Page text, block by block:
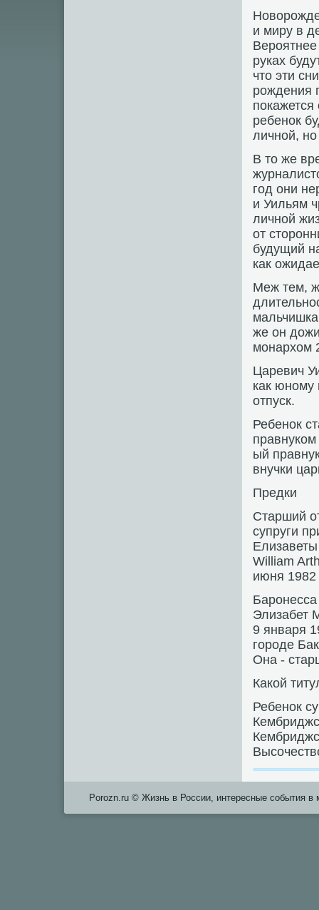
и миру в
руках
что эти
рождения
ребенок
личной,
В то же
год они
и Уильям
личной
от
будущий
как
Меж тем,
же он
монархом
Царевич
как юному
отпуск.
Ребенок
ый
внучки
Предки
Старший
супруги
William
июня
Элизабет
9 января
городе
Она -
Какой
Ребенок
Porozn.ru © Жизнь в России, интересные события в